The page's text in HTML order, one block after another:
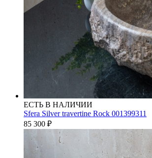
ЕСТЬ В НАЛИЧИИ
Sfera Silver travertine Rock 001399311
85 300 ₽